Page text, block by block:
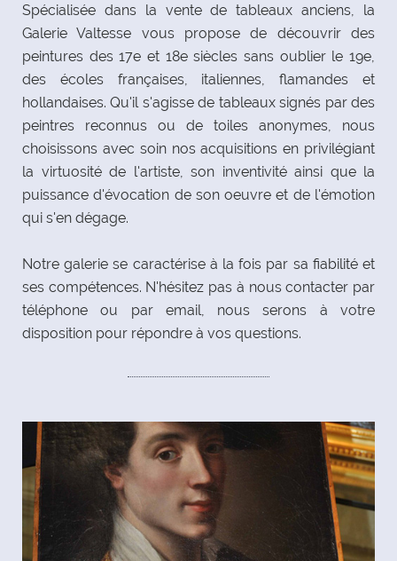
Spécialisée dans la vente de tableaux anciens, la
Galerie Valtesse vous propose de découvrir des
peintures des 17e et 18e siècles sans oublier le 19e,
des écoles françaises, italiennes, flamandes et
hollandaises. Qu'il s'agisse de tableaux signés par des
peintres reconnus ou de toiles anonymes, nous
choisissons avec soin nos acquisitions en privilégiant
la virtuosité de l'artiste, son inventivité ainsi que la
puissance d'évocation de son oeuvre et de l'émotion
qui s'en dégage.
Notre galerie se caractérise à la fois par sa fiabilité et
ses compétences. N'hésitez pas à nous contacter par
téléphone ou par email, nous serons à votre
disposition pour répondre à vos questions.